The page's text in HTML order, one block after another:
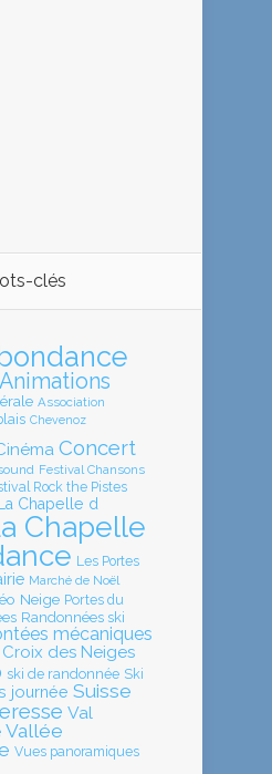
clés
Animations
Association
Chevenoz
Concert
Festival Chansons
Rock the Pistes
La Chapelle d
Chapelle
Les Portes
Marché de Noël
Neige Portes du
Randonnées ski
mécaniques
des Neiges
ski de randonnée Ski
journée Suisse
Val
Vallée
Vues panoramiques